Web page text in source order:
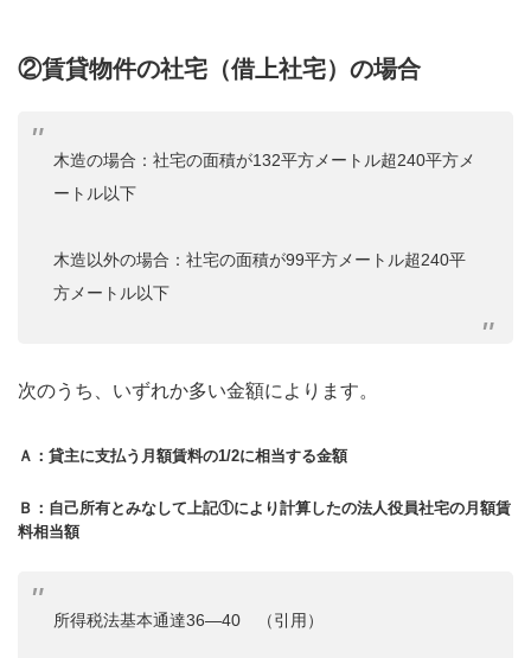
②賃貸物件の社宅（借上社宅）の場合
木造の場合：社宅の面積が132平方メートル超240平方メ
ートル以下
木造以外の場合：社宅の面積が99平方メートル超240平
方メートル以下
次のうち、いずれか多い金額によります。
Ａ：貸主に支払う月額賃料の1/2に相当する金額
Ｂ：自己所有とみなして上記①により計算したの法人役員社宅の月額賃
料相当額
所得税法基本通達36―40 （引用）